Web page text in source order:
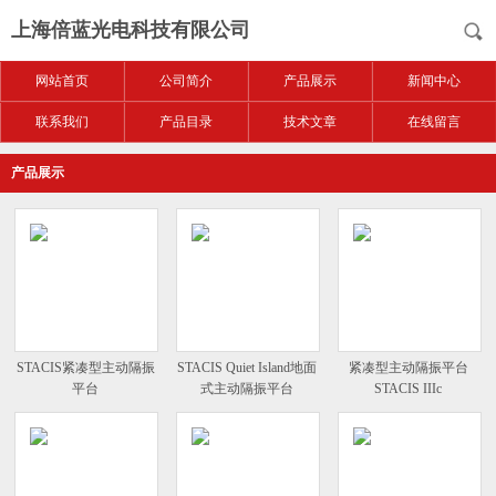
上海倍蓝光电科技有限公司
网站首页 公司简介 产品展示 新闻中心
联系我们 产品目录 技术文章 在线留言
产品展示
STACIS紧凑型主动隔振
平台
STACIS Quiet Island地面
式主动隔振平台
紧凑型主动隔振平台
STACIS IIIc